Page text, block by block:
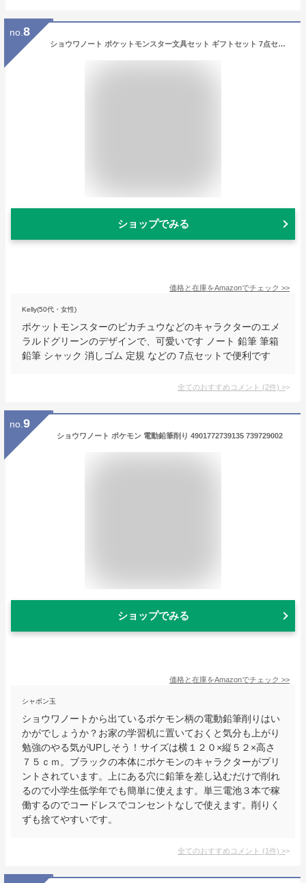
no. 8
ショウワノート ポケットモンスター文具セット ギフトセット 7点セット 950729M11
ショップでみる
価格と在庫をAmazonでチェック >>
Kelly(50代・女性)
ポケットモンスターのピカチュウなどのキャラクターのエメ
ラルドグリーンのデザインで、可愛いです ノート 鉛筆 筆箱
鉛筆 シャック 消しゴム 定規 などの 7点セットで便利です
全てのおすすめコメント (2件) >
no. 9
ショウワノート ポケモン 電動鉛筆削り 4901772739135 739729002
ショップでみる
価格と在庫をAmazonでチェック >>
シャボン玉
ショウワノートから出ているポケモン柄の電動鉛筆削りはい
かがでしょうか？お家の学習机に置いておくと気分も上がり
勉強のやる気がUPしそう！サイズは横１２０×縦５２×高さ
７５ｃｍ。ブラックの本体にポケモンのキャラクターがプリ
ントされています。上にある穴に鉛筆を差し込むだけで削れ
るので小学生低学年でも簡単に使えます。単三電池３本で稼
働するのでコードレスでコンセントなしで使えます。削りく
ずも捨てやすいです。
全てのおすすめコメント (1件) >